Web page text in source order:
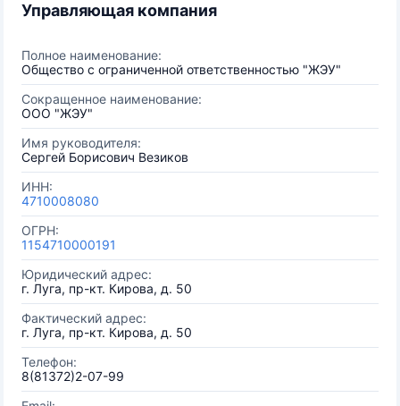
Управляющая компания
Полное наименование:
Общество с ограниченной ответственностью "ЖЭУ"
Сокращенное наименование:
ООО "ЖЭУ"
Имя руководителя:
Сергей Борисович Везиков
ИНН:
4710008080
ОГРН:
1154710000191
Юридический адрес:
г. Луга, пр-кт. Кирова, д. 50
Фактический адрес:
г. Луга, пр-кт. Кирова, д. 50
Телефон:
8(81372)2-07-99